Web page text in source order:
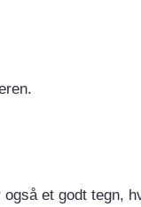
et godt tegn,